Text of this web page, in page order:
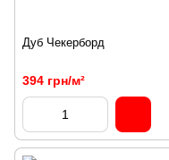
Дуб Чекерборд
394 грн/м²